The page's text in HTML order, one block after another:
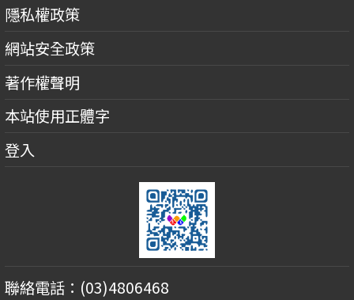
隱私權政策
網站安全政策
著作權聲明
本站使用正體字
登入
聯絡電話：(03)4806468